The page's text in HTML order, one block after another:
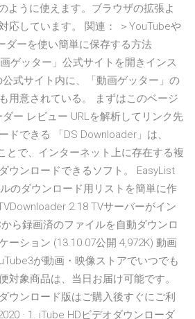
ように使えます。ブラウザの拡張よ
応しています。 関連： ＞YouTubeや
ダーを使い簡単に保存する方法
ゲッター」公式サイトを開きインス
公式サイト内に、「動画ゲッター」の
用意されている。 まずはこのベージ
ー レビュー URLを解析してリンク先
ドできる 「DS Downloader」は、
とで、インターネット上に存在する複
ウンロードできるソフト。 EasyList
のダウンロード用リストを簡単に作
2.18 TVサーバーがイン
ら録画済のファイルを自動ダウンロ
ーション (13.10.07公開 4,972K) 動画
が動画・映像ストアでいつでも
対象商品は、当日お届け可能です。
ウンロード版はご購入後すぐにご利
· 1. iTube HDビデオダウンローダ